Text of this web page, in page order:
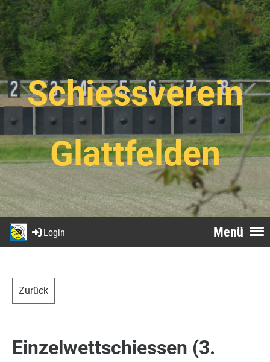
Schiessverein
Glattfelden
Menü
Login
Zurück
Einzelwettschiessen (3.